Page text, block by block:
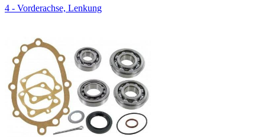
4 - Vorderachse, Lenkung